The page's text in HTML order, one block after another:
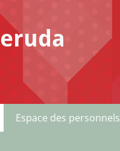
Espace des personnels